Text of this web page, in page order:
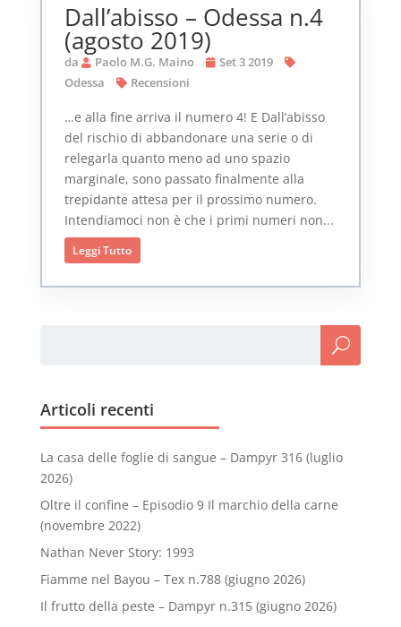
Dall’abisso – Odessa n.4
(agosto 2019)
da Paolo M.G. Maino
Set 3 2019
Odessa
Recensioni
…e alla fine arriva il numero 4! E Dall’abisso
del rischio di abbandonare una serie o di
relegarla quanto meno ad uno spazio
marginale, sono passato finalmente alla
trepidante attesa per il prossimo numero.
Intendiamoci non è che i primi numeri non...
Leggi Tutto
Articoli recenti
La casa delle foglie di sangue – Dampyr 316 (luglio
2026)
Oltre il confine – Episodio 9 Il marchio della carne
(novembre 2022)
Nathan Never Story: 1993
Fiamme nel Bayou – Tex n.788 (giugno 2026)
Il frutto della peste – Dampyr n.315 (giugno 2026)